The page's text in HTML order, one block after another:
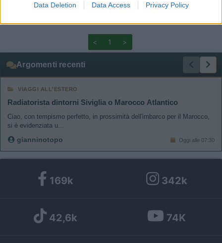
I want to allow Google to enable storage
related to personalization.
I want to allow Google to enable storage
related to security, including authentication
user protection.
Data Deletion Data Access Privacy Policy
< 1 >
Argomenti recenti
VIAGGI ALL'ESTERO
Radiatorista dintorni Siviglia o Marocco Atlantico
Ciao, con tempismo perfetto, in prossimità dell'imbarco per il Marocco,
si è evidenziata u...
gianninotopo Oggi alle 07:30
169k 342k
42,6k 74K